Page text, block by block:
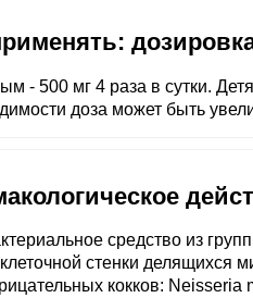
- 500 мг 4 раза в сутки.
доза может быть
средство из
стенки делящихся
кокков: